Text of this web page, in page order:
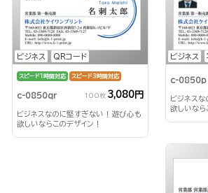
ビジネス QRコード
スピード1時間対応 スピード3時間対応
c-0850qr 100枚 3,080円
ビジネスなのに堅すぎない！遊び心も
欲しいならこのデザイン！
ビジネス
c-0850p
ビジネス
欲しいなら